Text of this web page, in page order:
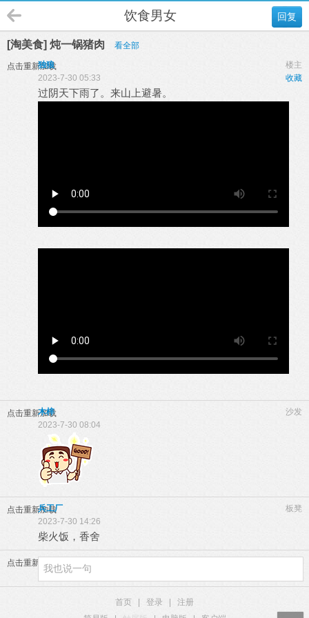
回复
饮食男女
[淘美食] 炖一锅猪肉 看全部
点击重新加载 楼主
独狼
收藏
2023-7-30 05:33
过阴天下雨了。来山上避暑。
点击重新加载 沙发
木梓
2023-7-30 08:04
点击重新加载 板凳
兵工厂
2023-7-30 14:26
柴火饭，香舍
点击重新加载
首页 | 登录 |
注册